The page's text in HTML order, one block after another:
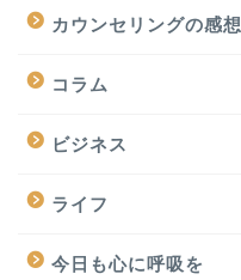
カウンセリングの感想
コラム
ビジネス
ライフ
今日も心に呼吸を